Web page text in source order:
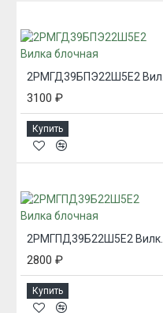
3100 ₽
Купить
2800 ₽
Купить